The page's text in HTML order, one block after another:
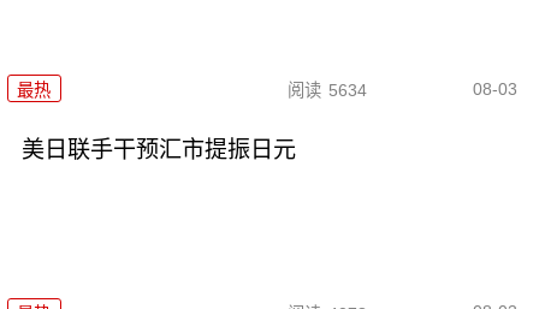
最热 阅读 5634 08-03
美日联手干预汇市提振日元